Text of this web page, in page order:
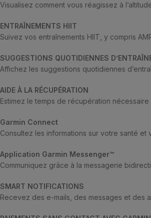
Visualisez comment vous réagissez à
ENTRAÎNEMENTS HIIT
Suivez vos entraînements HIIT, y compris
SUGGESTIONS QUOTIDIENNES
Affichez les suggestions quotidiennes
AIDE À LA RÉCUPÉRATION
Estimez le temps de récupération
Garmin Connect
Consultez les informations sur votre santé
Application Garmin Messenger™
Communiquez grâce à la messagerie
SMART NOTIFICATIONS
Recevez des e-mails, des messages et des